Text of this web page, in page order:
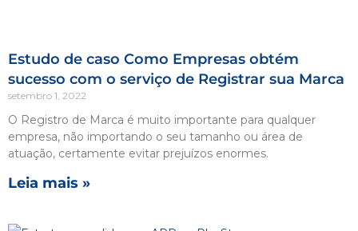
Estudo de caso Como Empresas obtém
sucesso com o serviço de Registrar sua Marca
setembro 1, 2022
O Registro de Marca é muito importante para qualquer
empresa, não importando o seu tamanho ou área de
atuação, certamente evitar prejuízos enormes.
Leia mais »